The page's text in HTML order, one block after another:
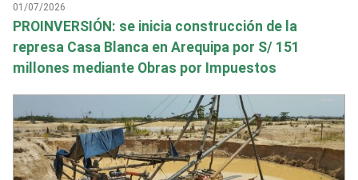
01/07/2026
PROINVERSIÓN: se inicia construcción de la
represa Casa Blanca en Arequipa por S/ 151
millones mediante Obras por Impuestos